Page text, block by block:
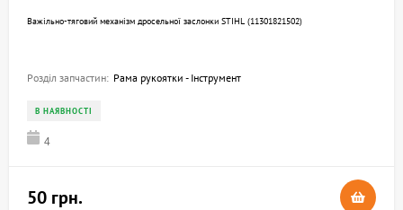
Важільно-тяговий механізм дросельної заслонки STIHL (11301821502)
Розділ запчастин: Рама рукоятки - Інструмент
В НАЯВНОСТІ
4
50 грн.